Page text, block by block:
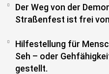
Der Weg von der
Straßenfest ist frei
Hilfestellung für
Seh – oder
gestellt.